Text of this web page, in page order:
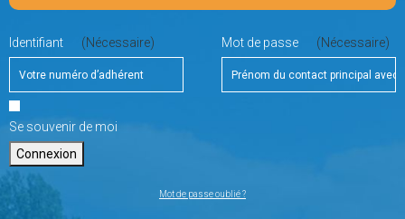
Identifiant (Nécessaire) Mot de passe (Nécessaire)
Se souvenir de moi
Connexion
Mot de passe oublié ?